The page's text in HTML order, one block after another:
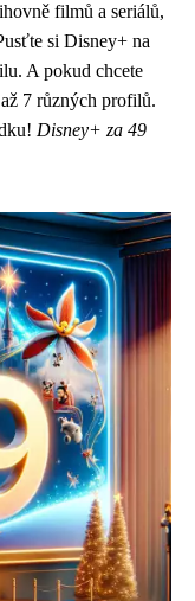
filmů a seriálů,
si Disney+ na
A pokud chcete
7 různých profilů.
Disney+ za 49